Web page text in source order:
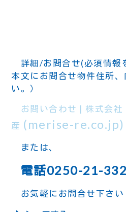
詳細/お問合せ(必須情報
本文にお問合せ物件住所
い。）
お問い合わせ | 株式会社
産 (merise-re.co.jp)
または、
電話0250-21-
お気軽にお問合せ下さい